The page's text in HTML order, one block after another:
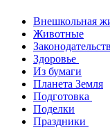
Внешкольная
Животные
Здоровье
Из бумаги
Планета Земля
Подготовка
Поделки
Праздники